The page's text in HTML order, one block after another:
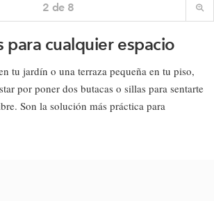
2 de 8
para cualquier espacio
tu jardín o una terraza pequeña en tu piso,
por poner dos butacas o sillas para sentarte
Son la solución más práctica para